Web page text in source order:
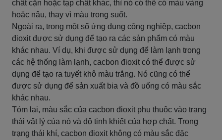
chất cặn hoặc tạp chất khác, thì nó có thể có màu vàng
hoặc nâu, thay vì màu trong suốt.
Ngoài ra, trong một số ứng dụng công nghiệp, cacbon
đioxit được sử dụng để tạo ra các sản phẩm có màu
khác nhau. Ví dụ, khi được sử dụng để làm lạnh trong
các hệ thống làm lạnh, cacbon đioxit có thể được sử
dụng để tạo ra tuyết khô màu trắng. Nó cũng có thể
được sử dụng để sản xuất bia và đồ uống có màu sắc
khác nhau.
Tóm lại, màu sắc của cacbon đioxit phụ thuộc vào trạng
thái vật lý của nó và độ tinh khiết của hợp chất. Trong
trạng thái khí, cacbon đioxit không có màu sắc đặc